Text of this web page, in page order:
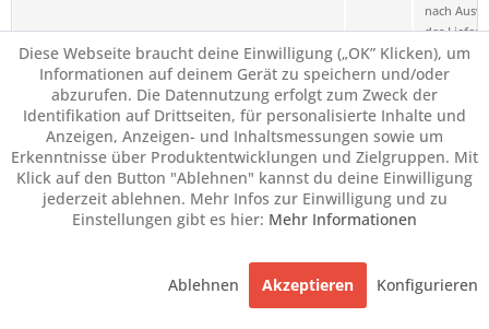
nach
des
angezeigt.
Diese Webseite braucht deine Einwilligung („OK” Klicken), um
Informationen auf deinem Gerät zu speichern und/oder
abzurufen. Die Datennutzung erfolgt zum Zweck der
Identifikation auf Drittseiten, für personalisierte Inhalte und
Anzeigen, Anzeigen- und Inhaltsmessungen sowie um
Erkenntnisse über Produktentwicklungen und Zielgruppen. Mit
Klick auf den Button "Ablehnen" kannst du deine Einwilligung
jederzeit ablehnen. Mehr Infos zur Einwilligung und zu
Einstellungen gibt es hier: Mehr Informationen
Ablehnen Akzeptieren Konfigurieren